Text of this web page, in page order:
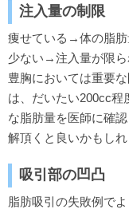
注入量の制限
痩せている→体の脂
少ない→注入量が限ら
豊胸においては重要
は、だいたい200cc程
な脂肪量を医師に確
解頂くと良いかもしれ
吸引部の凹凸
脂肪吸引の失敗例で